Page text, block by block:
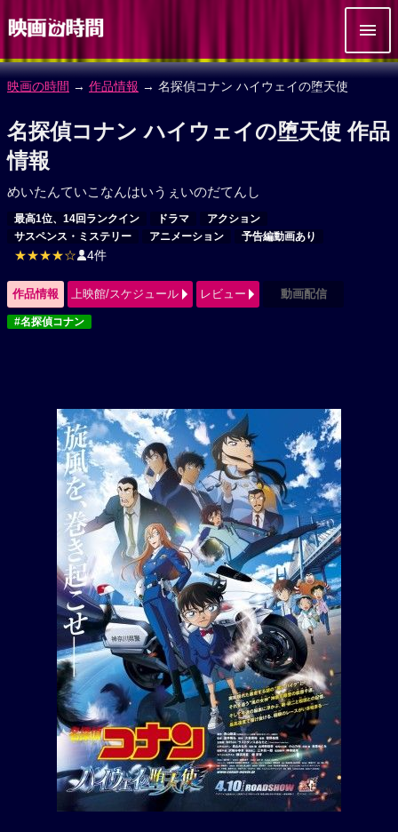
映画の時間 → 作品情報 → 名探偵コナン ハイウェイの堕天使
名探偵コナン ハイウェイの堕天使 作品
情報
めいたんていこなんはいうぇいのだてんし
最高1位、14回ランクイン ドラマ
アクション
サスペンス・ミステリー
アニメーション 予告編動画あり
★★★★☆ 4件
作品情報 上映館/スケジュール レビュー 動画配信
#名探偵コナン